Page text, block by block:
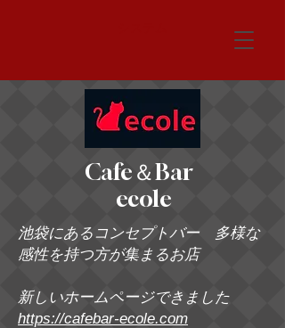
Cafe＆Bar
ecole
池袋にあるコンセプトバー 多様な
感性を持つ方が集まるお店
新しいホームページできました
https://cafebar-ecole.com